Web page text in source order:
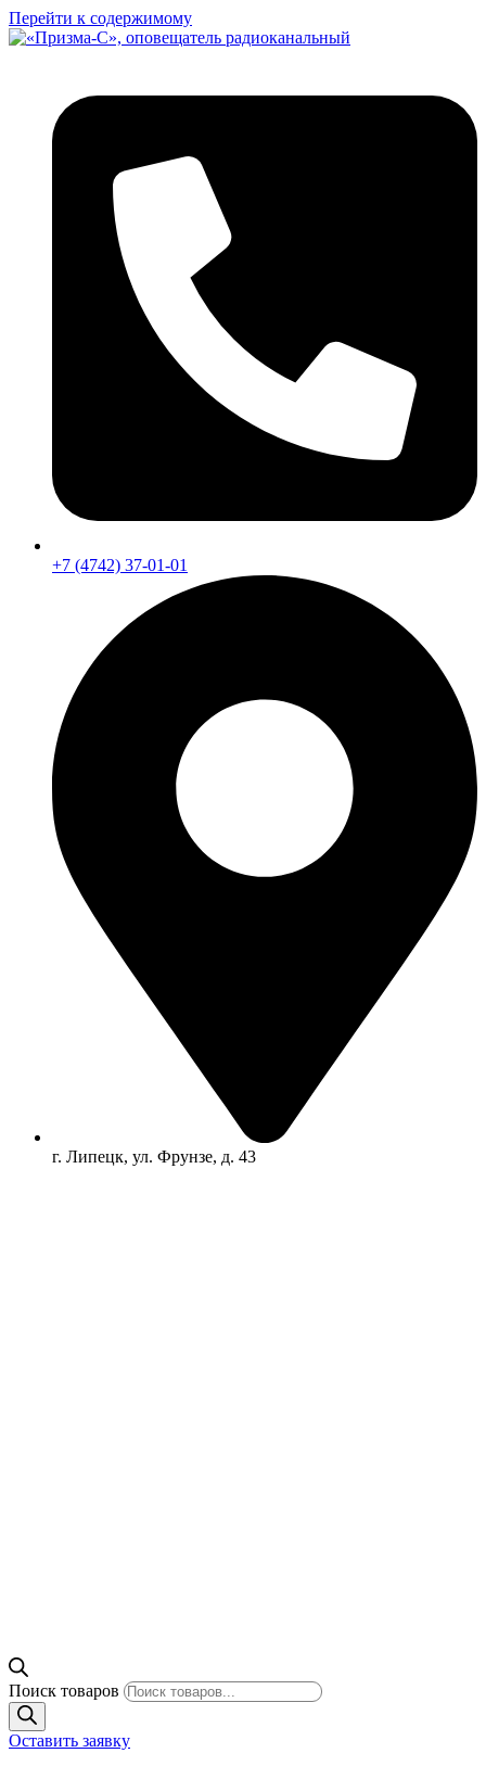
Перейти к содержимому
+7 (4742) 37-01-01
г. Липецк, ул. Фрунзе, д. 43
Поиск товаров
Оставить заявку